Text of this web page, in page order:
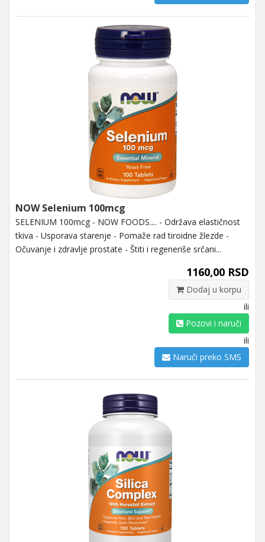
NOW Selenium 100mcg
SELENIUM 100mcg - NOW FOODS.... - Održava elastičnost
tkiva - Usporava starenje - Pomaže rad tiroidne žlezde -
Očuvanje i zdravlje prostate - Štiti i regeneriše srčani...
1160,00 RSD
Dodaj u korpu
ili
Pozovi i naruči
ili
Naruči preko SMS